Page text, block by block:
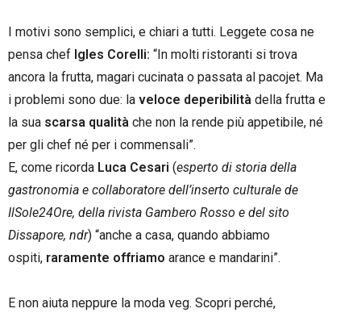
I motivi sono semplici, e chiari a tutti. Leggete cosa ne
pensa chef Igles Corelli: “In molti ristoranti si trova
ancora la frutta, magari cucinata o passata al pacojet. Ma
i problemi sono due: la veloce deperibilità della frutta e
la sua scarsa qualità che non la rende più appetibile, né
per gli chef né per i commensali”.
E, come ricorda Luca Cesari (esperto di storia della
gastronomia e collaboratore dell’inserto culturale de
IlSole24Ore, della rivista Gambero Rosso e del sito
Dissapore, ndr) “anche a casa, quando abbiamo
ospiti, raramente offriamo arance e mandarini”.
E non aiuta neppure la moda veg. Scopri perché,